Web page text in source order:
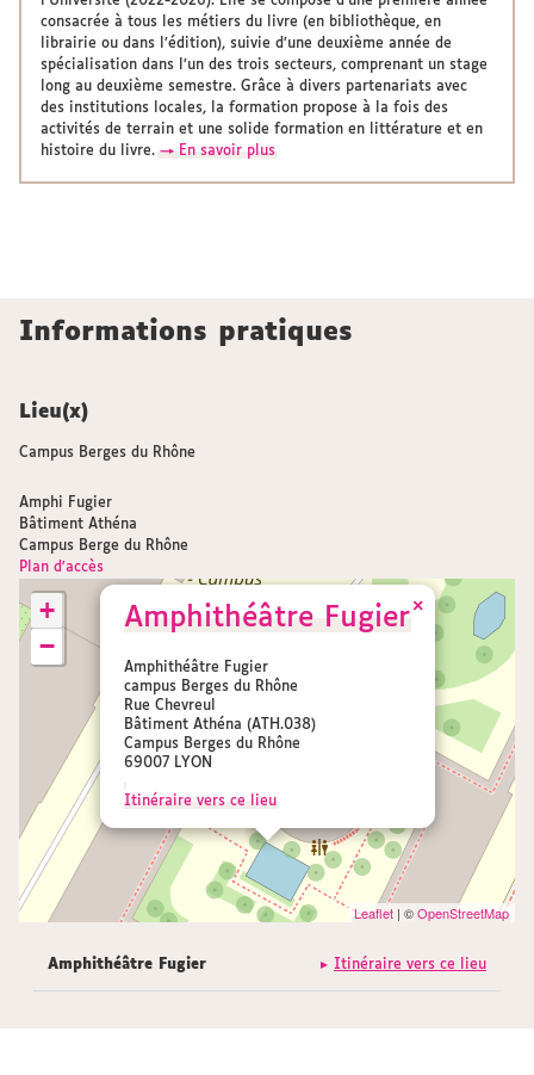
consacrée à tous les métiers du livre (en bibliothèque, en
librairie ou dans l’édition), suivie d’une deuxième année de
spécialisation dans l’un des trois secteurs, comprenant un stage
long au deuxième semestre. Grâce à divers partenariats avec
des institutions locales, la formation propose à la fois des
activités de terrain et une solide formation en littérature et en
histoire du livre. → En savoir plus
Informations pratiques
Lieu(x)
Campus Berges du Rhône
Amphi Fugier
Bâtiment Athéna
Campus Berge du Rhône
Plan d'accès
Amphithéâtre Fugier
Amphithéâtre Fugier
campus Berges du Rhône
Rue Chevreul
Bâtiment Athéna (ATH.038)
Campus Berges du Rhône
69007 LYON
Itinéraire vers ce lieu
×
+
−
Leaflet | ©OpenStreetMap
Itinéraire vers ce lieu
Amphithéâtre Fugier